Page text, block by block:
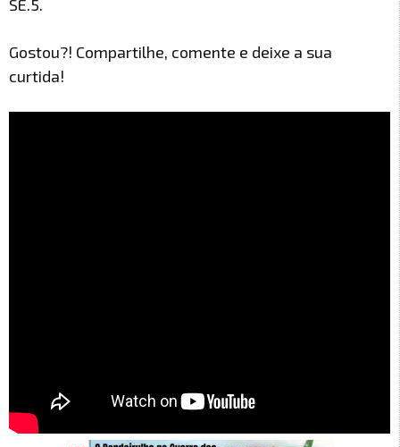
SE.5.
Gostou?! Compartilhe, comente e deixe a sua
curtida!